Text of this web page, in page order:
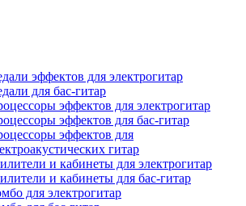
эффектов для электрогитар
для бас-гитар
эффектов для электрогитар
эффектов для бас-гитар
эффектов для
гитар
и кабинеты для электрогитар
и кабинеты для бас-гитар
для электрогитар